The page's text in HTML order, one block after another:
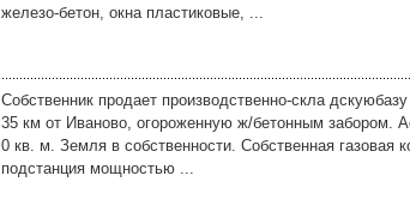
железо-бетон, окна пластиковые, ...
Собственник продает производственно-скла
35 км от Иваново, огороженную ж/бетонным забором.
0 кв. м. Земля в собственности. Собственная газовая
подстанция мощностью ...